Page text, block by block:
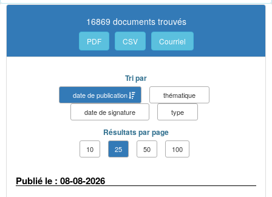
16869 documents trouvés
PDF CSV Courriel
Tri par
date de publication
thématique
date de signature
type
Résultats par page
10 25 50 100
Publié le : 08-08-2026